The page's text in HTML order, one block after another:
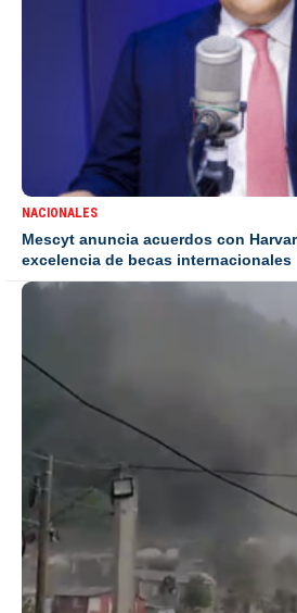
NACIONALES
Mescyt anuncia acuerdos con
excelencia de becas internacionales